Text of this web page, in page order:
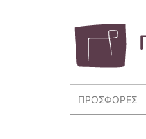
ΠΡΟΣΦΟΡΕΣ